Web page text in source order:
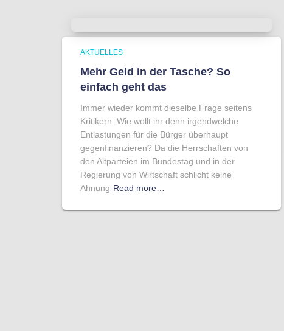
AKTUELLES
Mehr Geld in der Tasche? So
einfach geht das
Immer wieder kommt dieselbe Frage seitens
Kritikern: Wie wollt ihr denn irgendwelche
Entlastungen für die Bürger überhaupt
gegenfinanzieren? Da die Herrschaften von
den Altparteien im Bundestag und in der
Regierung von Wirtschaft schlicht keine
Ahnung Read more…